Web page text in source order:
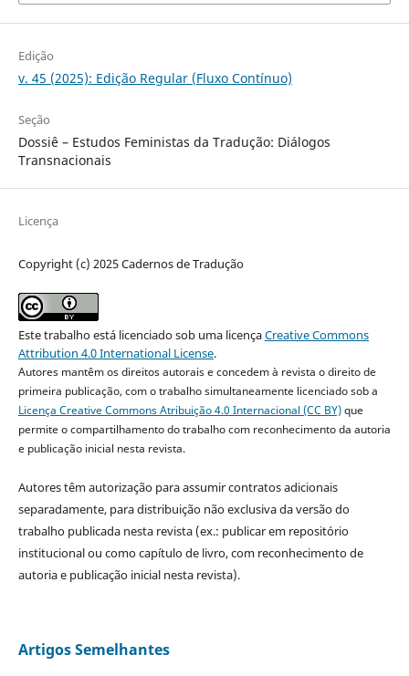
Edição
v. 45 (2025): Edição Regular (Fluxo Contínuo)
Seção
Dossiê – Estudos Feministas da Tradução: Diálogos
Transnacionais
Licença
Copyright (c) 2025 Cadernos de Tradução
Este trabalho está licenciado sob uma licençaCreative Commons
Attribution 4.0 International License.
Autores mantêm os direitos autorais e concedem à revista o direito de
primeira publicação, com o trabalho simultaneamente licenciado sob a
Licença Creative Commons Atribuição 4.0 Internacional (CC BY)que
permite o compartilhamento do trabalho com reconhecimento da autoria
e publicação inicial nesta revista.
Autores têm autorização para assumir contratos adicionais
separadamente, para distribuição não exclusiva da versão do
trabalho publicada nesta revista (ex.: publicar em repositório
institucional ou como capítulo de livro, com reconhecimento de
autoria e publicação inicial nesta revista).
Artigos Semelhantes